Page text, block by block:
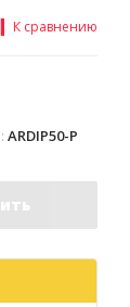
К сравнению
ARDIP50-P